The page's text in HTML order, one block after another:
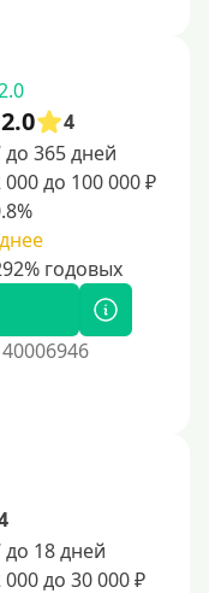
4
до 365 дней
000 до 100 000 ₽
до 18 дней
000 до 30 000 ₽